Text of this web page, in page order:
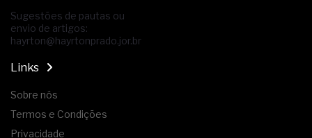
Sugestões de pautas ou
envio de artigos:
hayrton@hayrtonprado.jor.br
Links
Sobre nós
Termos e Condições
Privacidade